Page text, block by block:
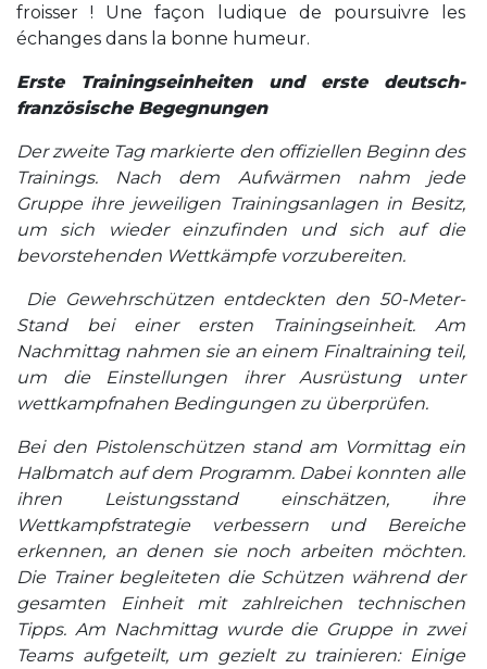
froisser ! Une façon ludique de poursuivre les
échanges dans la bonne humeur.
Erste Trainingseinheiten und erste deutsch-
französische Begegnungen
Der zweite Tag markierte den offiziellen Beginn des
Trainings. Nach dem Aufwärmen nahm jede
Gruppe ihre jeweiligen Trainingsanlagen in Besitz,
um sich wieder einzufinden und sich auf die
bevorstehenden Wettkämpfe vorzubereiten.
Die Gewehrschützen entdeckten den 50-Meter-
Stand bei einer ersten Trainingseinheit. Am
Nachmittag nahmen sie an einem Finaltraining teil,
um die Einstellungen ihrer Ausrüstung unter
wettkampfnahen Bedingungen zu überprüfen.
Bei den Pistolenschützen stand am Vormittag ein
Halbmatch auf dem Programm. Dabei konnten alle
ihren Leistungsstand einschätzen, ihre
Wettkampfstrategie verbessern und Bereiche
erkennen, an denen sie noch arbeiten möchten.
Die Trainer begleiteten die Schützen während der
gesamten Einheit mit zahlreichen technischen
Tipps. Am Nachmittag wurde die Gruppe in zwei
Teams aufgeteilt, um gezielt zu trainieren: Einige